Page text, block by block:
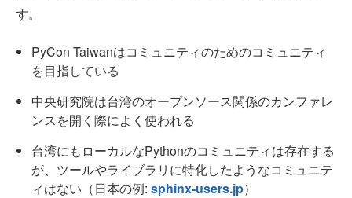
す。
PyCon Taiwanはコミュニティのためのコミュニティ
を目指している
中央研究院は台湾のオープンソース関係のカンファレ
ンスを開く際によく使われる
台湾にもローカルなPythonのコミュニティは存在する
が、ツールやライブラリに特化したようなコミュニテ
ィはない（日本の例: sphinx-users.jp）